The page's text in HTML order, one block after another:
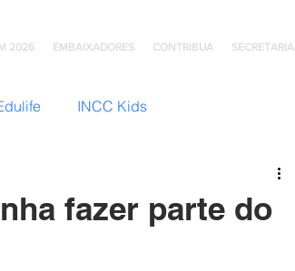
2026 EMBAIXADORES CONTRIBUA SECRETARIA
INCC Kids
fazer parte do